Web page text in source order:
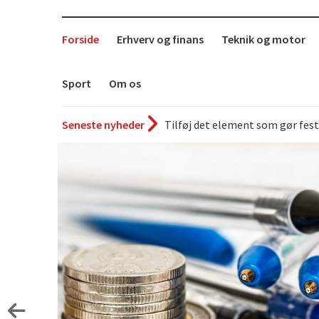
Forside Erhverv og finans Teknik og motor
Sport Om os
Seneste nyheder
Det uundværlige
Accuro SAP konsulenter
Kølig hvidvin på en varm
Få baren hjem til dig
Det er blevet nemmere at spise
De fem bedste brunchsteder